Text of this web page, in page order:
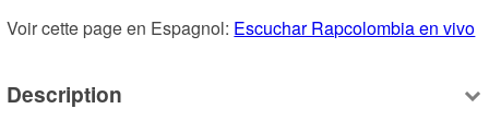
Voir cette page en Espagnol: Escuchar Rapcolombia en vivo
Description